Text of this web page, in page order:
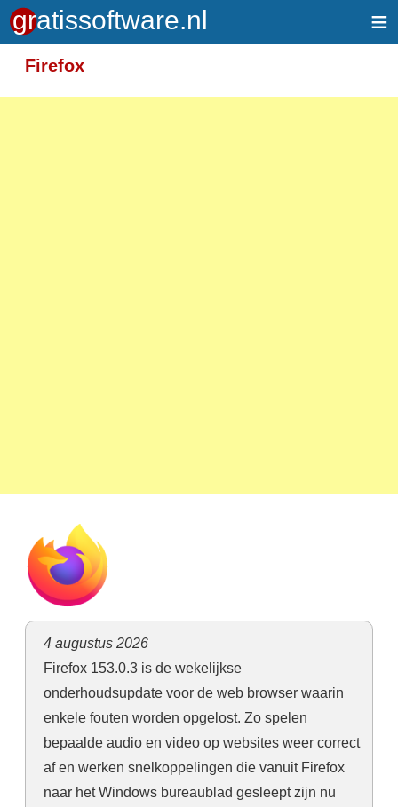
≡
Firefox
4 augustus 2026
Firefox 153.0.3 is de wekelijkse
onderhoudsupdate voor de web browser waarin
enkele fouten worden opgelost. Zo spelen
bepaalde audio en video op websites weer correct
af en werken snelkoppelingen die vanuit Firefox
naar het Windows bureaublad gesleept zijn nu